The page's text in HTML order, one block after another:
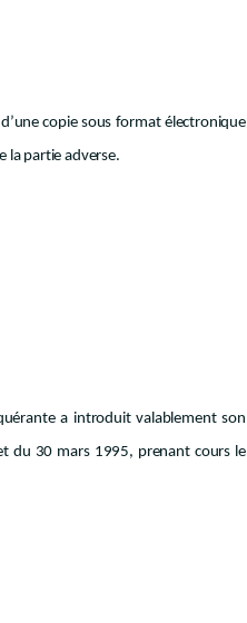
copie sous format électronique
la partie adverse.
a introduit valablement son
du 30 mars 1995, prenant cours le